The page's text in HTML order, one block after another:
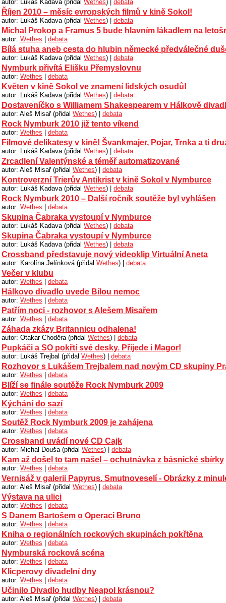
autor: Lukáš Kadava (přidal Wethes) | debata
Říjen 2010 – měsíc evropských filmů v kině Sokol!
autor: Lukáš Kadava (přidal Wethes) | debata
Michal Prokop a Framus 5 bude hlavním lákadlem na
autor: Wethes | debata
Bílá stuha aneb cesta do hlubin německé předválečné
autor: Lukáš Kadava (přidal Wethes) | debata
Nymburk přivítá Elišku Přemyslovnu
autor: Wethes | debata
Květen v kině Sokol ve znamení lidských osudů!
autor: Lukáš Kadava (přidal Wethes) | debata
Dostaveníčko s Williamem Shakespearem v Hálkově
autor: Aleš Misař (přidal Wethes) | debata
Rock Nymburk 2010 již tento víkend
autor: Wethes | debata
Filmové delikatesy v kině! Švankmajer, Pojar, Trnka a ti
autor: Lukáš Kadava (přidal Wethes) | debata
Zrcadlení Valentýnské a téměř automatizované
autor: Aleš Misař (přidal Wethes) | debata
Kontroverzní Trierův Antikrist v kině Sokol v Nymburce
autor: Lukáš Kadava (přidal Wethes) | debata
Rock Nymburk 2010 – Další ročník soutěže byl vyhlášen
autor: Wethes | debata
Skupina Čabraka vystoupí v Nymburce
autor: Lukáš Kadava (přidal Wethes) | debata
Skupina Čabraka vystoupí v Nymburce
autor: Lukáš Kadava (přidal Wethes) | debata
Crossband představuje nový videoklip Virtuální Aneta
autor: Karolína Jelínková (přidal Wethes) | debata
Večer v klubu
autor: Wethes | debata
Hálkovo divadlo uvede Bílou nemoc
autor: Wethes | debata
Patřím noci - rozhovor s Alešem Misařem
autor: Wethes | debata
Záhada zkázy Britannicu odhalena!
autor: Otakar Choděra (přidal Wethes) | debata
Pupkáči a SO pokřtí své desky. Přijede i Magor!
autor: Lukáš Trejbal (přidal Wethes) | debata
Rozhovor s Lukášem Trejbalem nad novým CD skupiny
autor: Wethes | debata
Blíží se finále soutěže Rock Nymburk 2009
autor: Wethes | debata
Kýchání do sazí
autor: Wethes | debata
Soutěž Rock Nymburk 2009 je zahájena
autor: Wethes | debata
Crossband uvádí nové CD Cajk
autor: Michal Douša (přidal Wethes) | debata
Kam až došel to tam našel – ochutnávka z básnické sbírky
autor: Wethes | debata
Vernisáž v galerii Papyrus. Smutnoveselí - Obrázky z
autor: Aleš Misař (přidal Wethes) | debata
Výstava na ulici
autor: Wethes | debata
S Danem Bartošem o Operaci Bruno
autor: Wethes | debata
Kniha o regionálních rockových skupinách pokřtěna
autor: Wethes | debata
Nymburská rocková scéna
autor: Wethes | debata
Klicperovy divadelní dny
autor: Wethes | debata
Učinilo Divadlo hudby Neapol krásnou?
autor: Aleš Misař (přidal Wethes) | debata